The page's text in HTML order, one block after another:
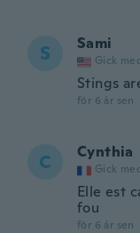
S Sami
Gick
Stings
för 6 år sen
C Cynthia
Gick
Elle est
fou
för 6 år sen